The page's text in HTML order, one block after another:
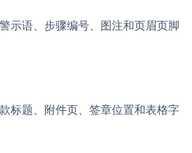
示语、步骤编号、图注和页眉页脚
标题、附件页、签章位置和表格字